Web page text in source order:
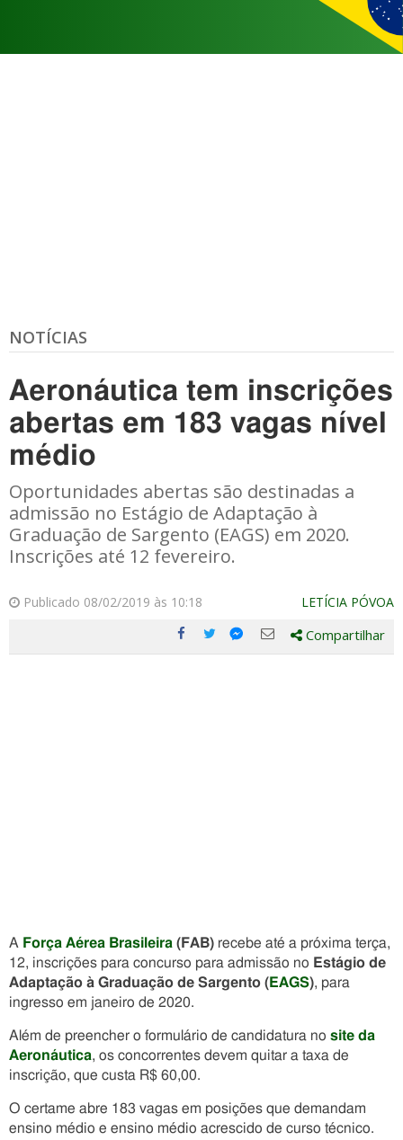
NOTÍCIAS
Aeronáutica tem inscrições
abertas em 183 vagas nível
médio
Oportunidades abertas são destinadas a
admissão no Estágio de Adaptação à
Graduação de Sargento (EAGS) em 2020.
Inscrições até 12 fevereiro.
Publicado 08/02/2019 às 10:18 LETÍCIA PÓVOA
Compartilhe
Compartilhe
Compartilhe
Compartilhe
Compartilhar
A Força Aérea Brasileira (FAB) recebe até a próxima terça,
12, inscrições para concurso para admissão no Estágio de
Adaptação à Graduação de Sargento (EAGS), para
ingresso em janeiro de 2020.
Além de preencher o formulário de candidatura no site da
Aeronáutica, os concorrentes devem quitar a taxa de
inscrição, que custa R$ 60,00.
O certame abre 183 vagas em posições que demandam
ensino médio e ensino médio acrescido de curso técnico.